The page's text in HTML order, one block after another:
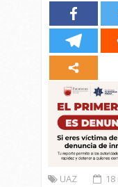
UAZ